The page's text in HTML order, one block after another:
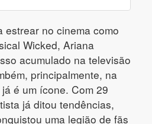
estrear no cinema como
Wicked, Ariana
acumulado na televisão
principalmente, na
é um ícone. Com 29
já ditou tendências,
uma legião de fãs